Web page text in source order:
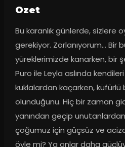
Ozet
Bu karanlık günlerde, sizlere
gerekiyor. Zorlanıyorum… Bir
yüreklerimizde kanarken, bir
Puro ile Leyla aslında
kuklalardan kaçarken, küfürlü
olunduğunu. Hiç bir zaman
yanından geçip
çoğumuz için güçsüz ve
öyle mi? Ya onlar daha